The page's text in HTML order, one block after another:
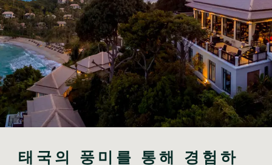
태국의 풍미를 통해 경험하